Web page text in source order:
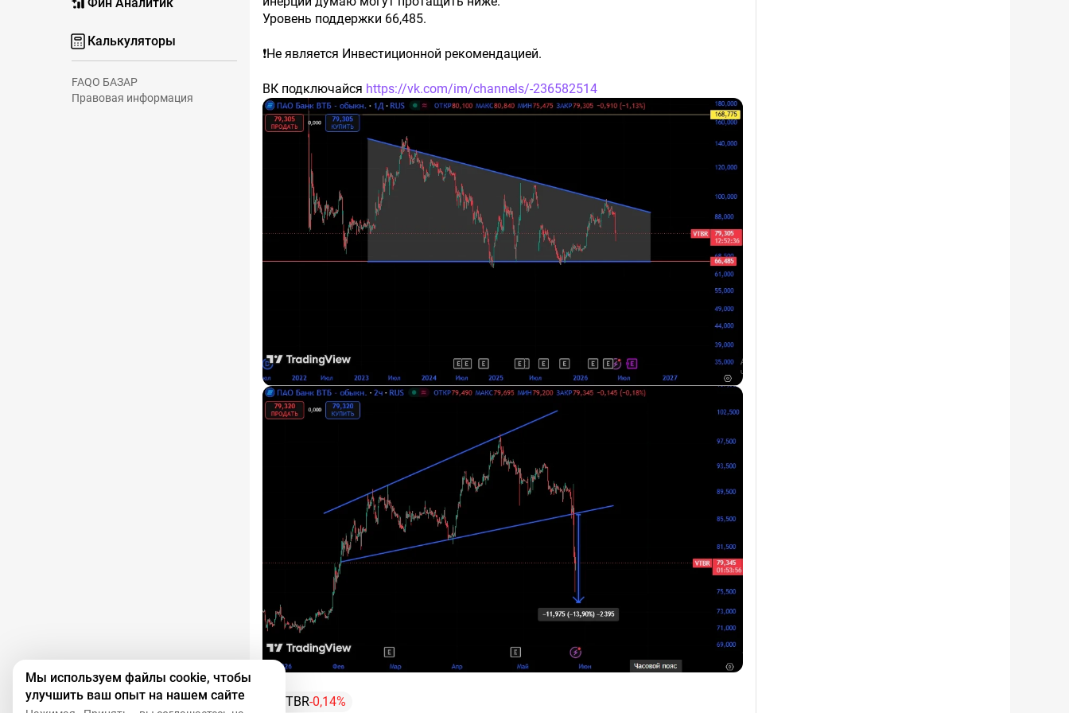
Калькуляторы
FAQО БАЗАР
Правовая информация
Уровень поддержки 66,485.
❗️Не является Инвестиционной рекомендацией.
ВК подключайся https://vk.com/im/channels/-236582514
VTBR-0,14%
Мы используем файлы cookie, чтобы
улучшить ваш опыт на нашем сайте